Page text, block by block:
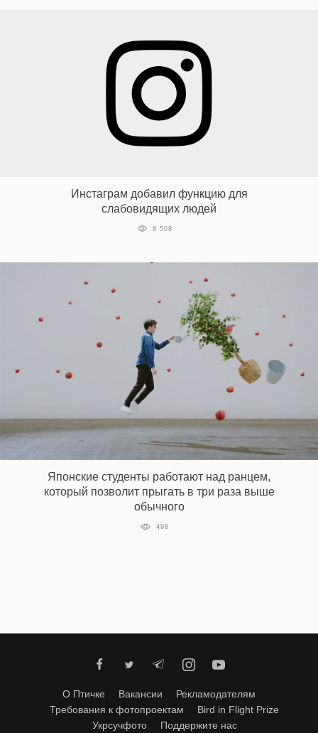
Инстаграм добавил функцию для
слабовидящих людей
8 508
Японские студенты работают над ранцем,
который позволит прыгать в три раза выше
обычного
498
О Птичке Вакансии
Рекламодателям
Требования к фотопроектам
Bird in Flight Prize
Укрсучфото
Поддержите нас